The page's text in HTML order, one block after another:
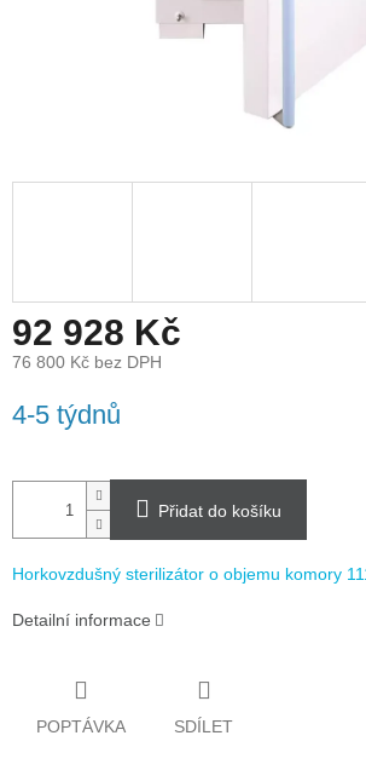
92 928 Kč
76 800 Kč bez DPH
cena:
4-5 týdnů
Přidat do košíku
Horkovzdušný sterilizátor o objemu komory
Detailní informace
POPTÁVKA SDÍLET